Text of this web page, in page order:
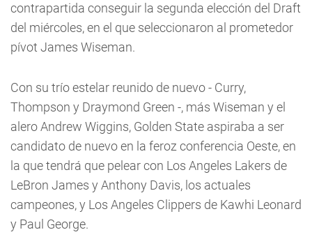
contrapartida conseguir la segunda elección del Draft
del miércoles, en el que seleccionaron al prometedor
pívot James Wiseman.
Con su trío estelar reunido de nuevo - Curry,
Thompson y Draymond Green -, más Wiseman y el
alero Andrew Wiggins, Golden State aspiraba a ser
candidato de nuevo en la feroz conferencia Oeste, en
la que tendrá que pelear con Los Angeles Lakers de
LeBron James y Anthony Davis, los actuales
campeones, y Los Angeles Clippers de Kawhi Leonard
y Paul George.